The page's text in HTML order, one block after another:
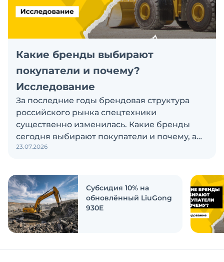
Какие бренды выбирают
покупатели и почему?
Исследование
За последние годы брендовая структура
российского рынка спецтехники
существенно изменилась. Какие бренды
сегодня выбирают покупатели и почему, а
также кого считают лидерами рынка?
ответить на эти вопросы
23.07.2026
Субсидия 10% на
обновлённый LiuGong
930E